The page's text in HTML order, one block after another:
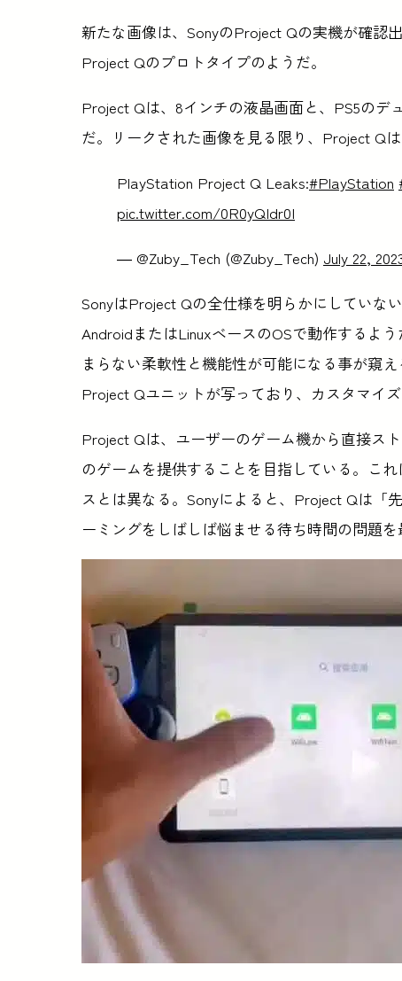
新たな画像は、SonyのProject Qの実機が確認
Project Qのプロトタイプのようだ。
Project Qは、8インチの液晶画面と、PS5の
だ。リークされた画像を見る限り、Project Q
PlayStation Project Q Leaks:#PlayStation
pic.twitter.com/0R0yQIdr0I
— @Zuby_Tech (@Zuby_Tech) July 22,
SonyはProject Qの全仕様を明らかにしていな
AndroidまたはLinuxベースのOSで動作するよ
まらない柔軟性と機能性が可能になる事が窺
Project Qユニットが写っており、カスタマイ
Project Qは、ユーザーのゲーム機から直接ス
のゲームを提供することを目指している。こ
スとは異なる。Sonyによると、Project Qは「
ーミングをしばしば悩ませる待ち時間の問題を